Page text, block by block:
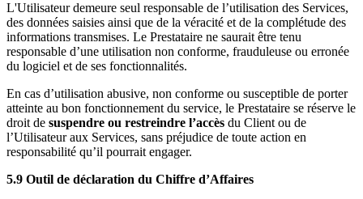
L'Utilisateur demeure seul responsable de l’utilisation des Services,
des données saisies ainsi que de la véracité et de la complétude des
informations transmises. Le Prestataire ne saurait être tenu
responsable d’une utilisation non conforme, frauduleuse ou erronée
du logiciel et de ses fonctionnalités.
En cas d’utilisation abusive, non conforme ou susceptible de porter
atteinte au bon fonctionnement du service, le Prestataire se réserve le
droit de suspendre ou restreindre l’accès du Client ou de
l’Utilisateur aux Services, sans préjudice de toute action en
responsabilité qu’il pourrait engager.
5.9 Outil de déclaration du Chiffre d’Affaires